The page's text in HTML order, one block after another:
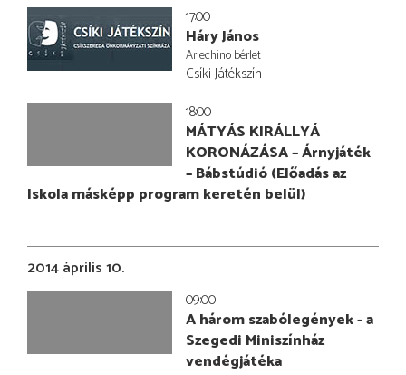
17:00
Háry János
Arlechino bérlet
Csíki Játékszín
18:00
MÁTYÁS KIRÁLLYÁ
KORONÁZÁSA – Árnyjáték
– Bábstúdió (Előadás az
Iskola másképp program keretén belül)
2014 április 10.
09:00
A három szabólegények - a
Szegedi Miniszínház
vendégjátéka